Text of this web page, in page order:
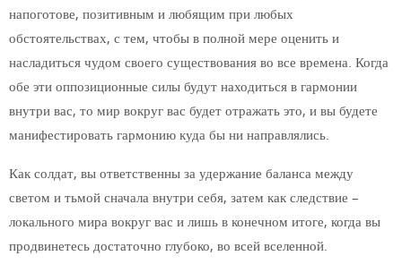
напоготове, позитивным и любящим при любых
обстоятельствах, с тем, чтобы в полной мере оценить и
насладиться чудом своего существования во все времена. Когда
обе эти оппозиционные силы будут находиться в гармонии
внутри вас, то мир вокруг вас будет отражать это, и вы будете
манифестировать гармонию куда бы ни направлялись.
Как солдат, вы ответственны за удержание баланса между
светом и тьмой сначала внутри себя, затем как следствие –
локального мира вокруг вас и лишь в конечном итоге, когда вы
продвинетесь достаточно глубоко, во всей вселенной.